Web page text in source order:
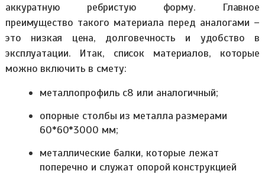
аккуратную ребристую форму. Главное
преимущество такого материала перед аналогами –
это низкая цена, долговечность и удобство в
эксплуатации. Итак, список материалов, которые
можно включить в смету:
металлопрофиль с8 или аналогичный;
опорные столбы из металла размерами
60*60*3000 мм;
металлические балки, которые лежат
поперечно и служат опорой конструкцией